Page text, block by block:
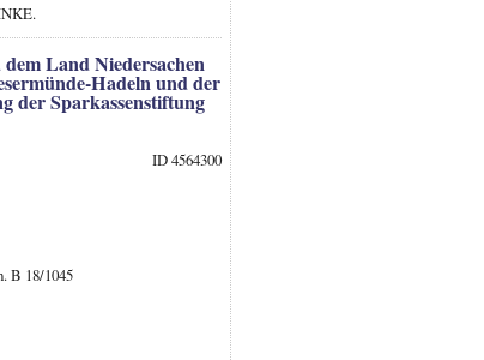
Land Niedersachen
Hadeln und der
der Sparkassenstiftung
ID 4564300
B 18/1045